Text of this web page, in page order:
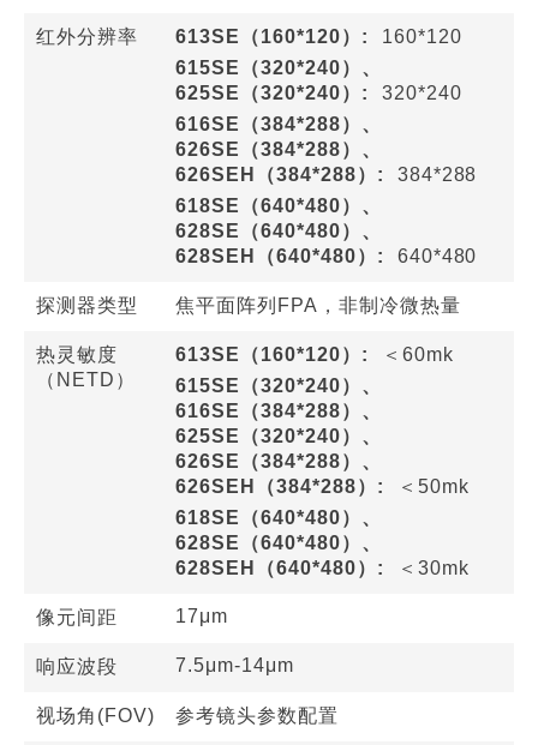
红外分辨率 613SE（160*120）:
160*120
615SE（320*240）、
625SE（320*240）:
320*240
616SE（384*288）、
626SE（384*288）、
626SEH（384*288）:
384*288
618SE（640*480）、
628SE（640*480）、
628SEH（640*480）:
640*480
探测器类型 焦平面阵列FPA，非制冷微热量
热灵敏度
（NETD）
613SE（160*120）:
＜60mk
615SE（320*240）、
616SE（384*288）、
625SE（320*240）、
626SE（384*288）、
626SEH（384*288）:
＜50mk
618SE（640*480）、
628SE（640*480）、
628SEH（640*480）:
＜30mk
像元间距 17μm
响应波段 7.5μm-14μm
视场角(FOV) 参考镜头参数配置